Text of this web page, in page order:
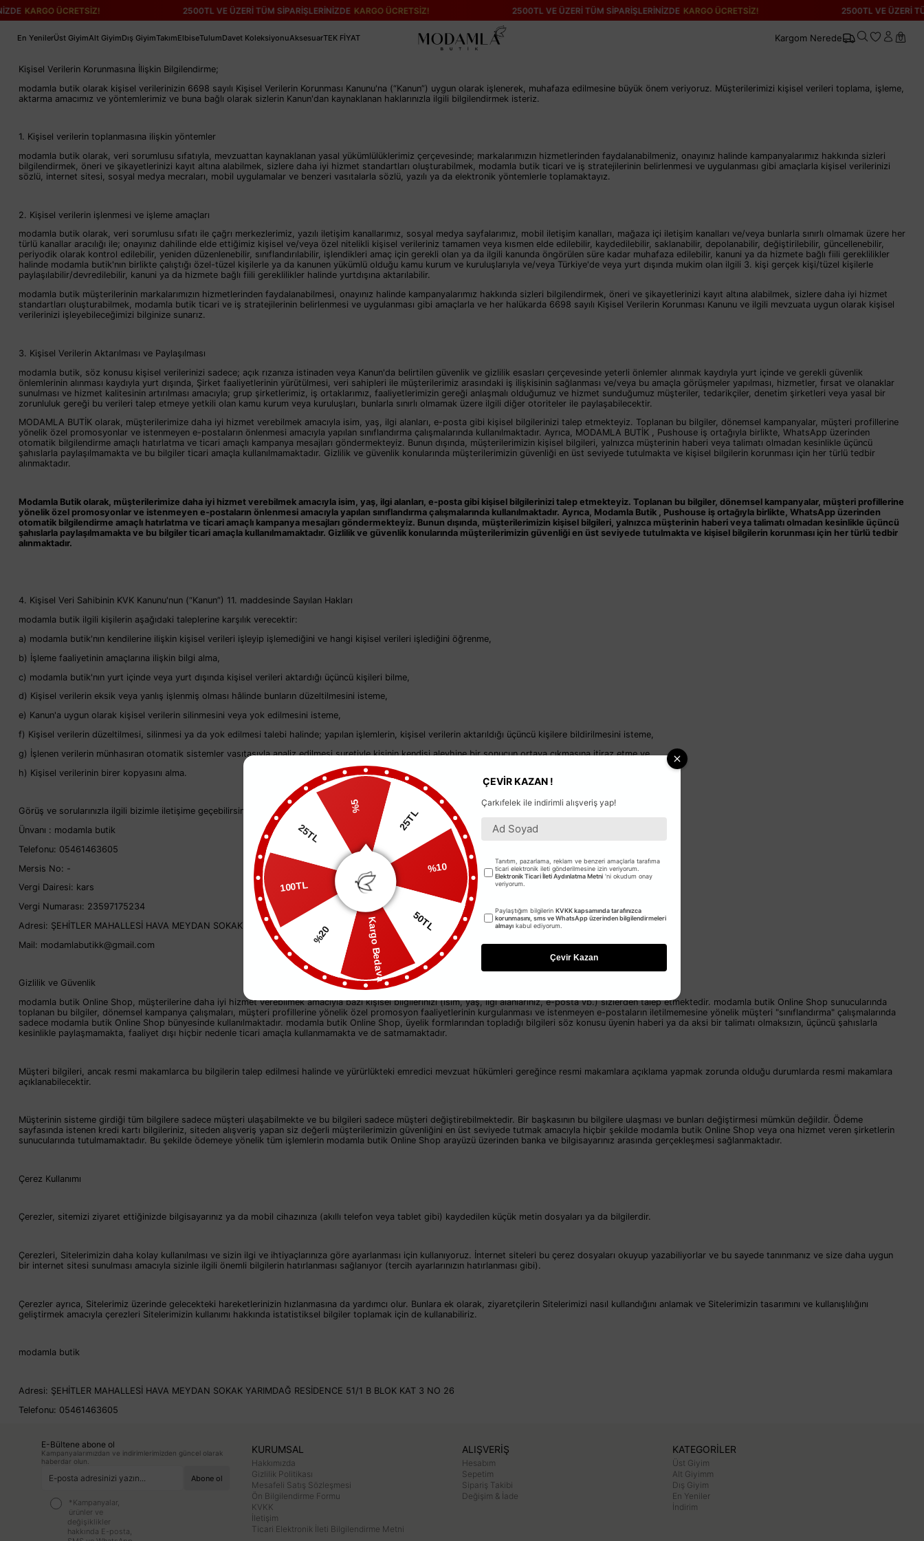
KARGO ÜCRETSİZ! 2500TL VE ÜZERİ TÜM SİPARİŞLERİNİZDE KARGO ÜCRETSİZ! 2500TL VE ÜZERİ TÜM SİPARİŞLERİNİZDE KARGO ÜCRETSİZ! 2500TL VE ÜZERİ TÜM
En YenilerÜst GiyimAlt GiyimDış GiyimTakımElbiseTulumDavet KoleksiyonuAksesuarTEK FİYAT Kargom Nerede 0
Kişisel Verilerin Korunmasına İlişkin Bilgilendirme;
modamla butik olarak kişisel verilerinizin 6698 sayılı Kişisel Verilerin Korunması Kanunu'na (“Kanun”) uygun olarak işlenerek, muhafaza edilmesine büyük önem veriyoruz. Müşterilerimizi kişisel verileri toplama, işleme,
aktarma amacımız ve yöntemlerimiz ve buna bağlı olarak sizlerin Kanun'dan kaynaklanan haklarınızla ilgili bilgilendirmek isteriz.
1. Kişisel verilerin toplanmasına ilişkin yöntemler
modamla butik olarak, veri sorumlusu sıfatıyla, mevzuattan kaynaklanan yasal yükümlülüklerimiz çerçevesinde; markalarımızın hizmetlerinden faydalanabilmeniz, onayınız halinde kampanyalarımız hakkında sizleri
bilgilendirmek, öneri ve şikayetlerinizi kayıt altına alabilmek, sizlere daha iyi hizmet standartları oluşturabilmek, modamla butik ticari ve iş stratejilerinin belirlenmesi ve uygulanması gibi amaçlarla kişisel verilerinizi
sözlü, internet sitesi, sosyal medya mecraları, mobil uygulamalar ve benzeri vasıtalarla sözlü, yazılı ya da elektronik yöntemlerle toplamaktayız.
2. Kişisel verilerin işlenmesi ve işleme amaçları
modamla butik olarak, veri sorumlusu sıfatı ile çağrı merkezlerimiz, yazılı iletişim kanallarımız, sosyal medya sayfalarımız, mobil iletişim kanalları, mağaza içi iletişim kanalları ve/veya bunlarla sınırlı olmamak üzere her
türlü kanallar aracılığı ile; onayınız dahilinde elde ettiğimiz kişisel ve/veya özel nitelikli kişisel verileriniz tamamen veya kısmen elde edilebilir, kaydedilebilir, saklanabilir, depolanabilir, değiştirilebilir, güncellenebilir,
periyodik olarak kontrol edilebilir, yeniden düzenlenebilir, sınıflandırılabilir, işlendikleri amaç için gerekli olan ya da ilgili kanunda öngörülen süre kadar muhafaza edilebilir, kanuni ya da hizmete bağlı fiili gereklilikler
halinde modamla butik'nın birlikte çalıştığı özel-tüzel kişilerle ya da kanunen yükümlü olduğu kamu kurum ve kuruluşlarıyla ve/veya Türkiye'de veya yurt dışında mukim olan ilgili 3. kişi gerçek kişi/tüzel kişilerle
paylaşılabilir/devredilebilir, kanuni ya da hizmete bağlı fiili gereklilikler halinde yurtdışına aktarılabilir.
modamla butik müşterilerinin markalarımızın hizmetlerinden faydalanabilmesi, onayınız halinde kampanyalarımız hakkında sizleri bilgilendirmek, öneri ve şikayetlerinizi kayıt altına alabilmek, sizlere daha iyi hizmet
standartları oluşturabilmek, modamla butik ticari ve iş stratejilerinin belirlenmesi ve uygulanması gibi amaçlarla ve her halükarda 6698 sayılı Kişisel Verilerin Korunması Kanunu ve ilgili mevzuata uygun olarak kişisel
verilerinizi işleyebileceğimizi bilginize sunarız.
3. Kişisel Verilerin Aktarılması ve Paylaşılması
modamla butik, söz konusu kişisel verilerinizi sadece; açık rızanıza istinaden veya Kanun'da belirtilen güvenlik ve gizlilik esasları çerçevesinde yeterli önlemler alınmak kaydıyla yurt içinde ve gerekli güvenlik
önlemlerinin alınması kaydıyla yurt dışında, Şirket faaliyetlerinin yürütülmesi, veri sahipleri ile müşterilerimiz arasındaki iş ilişkisinin sağlanması ve/veya bu amaçla görüşmeler yapılması, hizmetler, fırsat ve olanaklar
sunulması ve hizmet kalitesinin artırılması amacıyla; grup şirketlerimiz, iş ortaklarımız, faaliyetlerimizin gereği anlaşmalı olduğumuz ve hizmet sunduğumuz müşteriler, tedarikçiler, denetim şirketleri veya yasal bir
zorunluluk gereği bu verileri talep etmeye yetkili olan kamu kurum veya kuruluşları, bunlarla sınırlı olmamak üzere ilgili diğer otoriteler ile paylaşabilecektir.
MODAMLA BUTİK olarak, müşterilerimize daha iyi hizmet verebilmek amacıyla isim, yaş, ilgi alanları, e-posta gibi kişisel bilgilerinizi talep etmekteyiz. Toplanan bu bilgiler, dönemsel kampanyalar, müşteri profillerine
yönelik özel promosyonlar ve istenmeyen e-postaların önlenmesi amacıyla yapılan sınıflandırma çalışmalarında kullanılmaktadır. Ayrıca, MODAMLA BUTİK , Pushouse iş ortağıyla birlikte, WhatsApp üzerinden
otomatik bilgilendirme amaçlı hatırlatma ve ticari amaçlı kampanya mesajları göndermekteyiz. Bunun dışında, müşterilerimizin kişisel bilgileri, yalnızca müşterinin haberi veya talimatı olmadan kesinlikle üçüncü
şahıslarla paylaşılmamakta ve bu bilgiler ticari amaçla kullanılmamaktadır. Gizlilik ve güvenlik konularında müşterilerimizin güvenliği en üst seviyede tutulmakta ve kişisel bilgilerin korunması için her türlü tedbir
alınmaktadır.
Modamla Butik olarak, müşterilerimize daha iyi hizmet verebilmek amacıyla isim, yaş, ilgi alanları, e-posta gibi kişisel bilgilerinizi talep etmekteyiz. Toplanan bu bilgiler, dönemsel kampanyalar, müşteri profillerine
yönelik özel promosyonlar ve istenmeyen e-postaların önlenmesi amacıyla yapılan sınıflandırma çalışmalarında kullanılmaktadır. Ayrıca, Modamla Butik
, Pushouse iş ortağıyla birlikte, WhatsApp üzerinden
otomatik bilgilendirme amaçlı hatırlatma ve ticari amaçlı kampanya mesajları göndermekteyiz. Bunun dışında, müşterilerimizin kişisel bilgileri, yalnızca müşterinin haberi veya talimatı olmadan kesinlikle üçüncü
şahıslarla paylaşılmamakta ve bu bilgiler ticari amaçla kullanılmamaktadır. Gizlilik ve güvenlik konularında müşterilerimizin güvenliği en üst seviyede tutulmakta ve kişisel bilgilerin korunması için her türlü tedbir
alınmaktadır.
4. Kişisel Veri Sahibinin KVK Kanunu'nun (“Kanun”) 11. maddesinde Sayılan Hakları
modamla butik ilgili kişilerin aşağıdaki taleplerine karşılık verecektir:
a) modamla butik'nın kendilerine ilişkin kişisel verileri işleyip işlemediğini ve hangi kişisel verileri işlediğini öğrenme,
b) İşleme faaliyetinin amaçlarına ilişkin bilgi alma,
c) modamla butik'nın yurt içinde veya yurt dışında kişisel verileri aktardığı üçüncü kişileri bilme,
d) Kişisel verilerin eksik veya yanlış işlenmiş olması hâlinde bunların düzeltilmesini isteme,
e) Kanun'a uygun olarak kişisel verilerin silinmesini veya yok edilmesini isteme,
f) Kişisel verilerin düzeltilmesi, silinmesi ya da yok edilmesi talebi halinde; yapılan işlemlerin, kişisel verilerin aktarıldığı üçüncü kişilere bildirilmesini isteme,
g) İşlenen verilerin münhasıran otomatik sistemler vasıtasıyla analiz edilmesi suretiyle kişinin kendisi aleyhine bir sonucun ortaya çıkmasına itiraz etme ve
h) Kişisel verilerinin birer kopyasını alma.
Görüş ve sorularınızla ilgili bizimle iletişime geçebilirsiniz.
Ünvanı : modamla butik
Telefonu: 05461463605
Mersis No: -
Vergi Dairesi: kars
Vergi Numarası: 23597175234
Adresi: ŞEHİTLER MAHALLESİ HAVA MEYDAN SOKAK YARIMDAĞ RESİDENCE 51/1 B BLOK KAT 3 NO 26
Mail: modamlabutikk@gmail.com
Gizlilik ve Güvenlik
modamla butik Online Shop, müşterilerine daha iyi hizmet verebilmek amacıyla bazı kişisel bilgilerinizi (isim, yaş, ilgi alanlarınız, e-posta vb.) sizlerden talep etmektedir. modamla butik Online Shop sunucularında
toplanan bu bilgiler, dönemsel kampanya çalışmaları, müşteri profillerine yönelik özel promosyon faaliyetlerinin kurgulanması ve istenmeyen e-postaların iletilmemesine yönelik müşteri "sınıflandırma" çalışmalarında
sadece modamla butik Online Shop bünyesinde kullanılmaktadır. modamla butik Online Shop, üyelik formlarından topladığı bilgileri söz konusu üyenin haberi ya da aksi bir talimatı olmaksızın, üçüncü şahıslarla
kesinlikle paylaşmamakta, faaliyet dışı hiçbir nedenle ticari amaçla kullanmamakta ve de satmamaktadır.
Müşteri bilgileri, ancak resmi makamlarca bu bilgilerin talep edilmesi halinde ve yürürlükteki emredici mevzuat hükümleri gereğince resmi makamlara açıklama yapmak zorunda olduğu durumlarda resmi makamlara
açıklanabilecektir.
Müşterinin sisteme girdiği tüm bilgilere sadece müşteri ulaşabilmekte ve bu bilgileri sadece müşteri değiştirebilmektedir. Bir başkasının bu bilgilere ulaşması ve bunları değiştirmesi mümkün değildir. Ödeme
sayfasında istenen kredi kartı bilgileriniz, siteden alışveriş yapan siz değerli müşterilerimizin güvenliğini en üst seviyede tutmak amacıyla hiçbir şekilde modamla butik Online Shop veya ona hizmet veren şirketlerin
sunucularında tutulmamaktadır. Bu şekilde ödemeye yönelik tüm işlemlerin modamla butik Online Shop arayüzü üzerinden banka ve bilgisayarınız arasında gerçekleşmesi sağlanmaktadır.
Çerez Kullanımı
Çerezler, sitemizi ziyaret ettiğinizde bilgisayarınız ya da mobil cihazınıza (akıllı telefon veya tablet gibi) kaydedilen küçük metin dosyaları ya da bilgilerdir.
Çerezleri, Sitelerimizin daha kolay kullanılması ve sizin ilgi ve ihtiyaçlarınıza göre ayarlanması için kullanıyoruz. İnternet siteleri bu çerez dosyaları okuyup yazabiliyorlar ve bu sayede tanınmanız ve size daha uygun
bir internet sitesi sunulması amacıyla sizinle ilgili önemli bilgilerin hatırlanması sağlanıyor (tercih ayarlarınızın hatırlanması gibi).
Çerezler ayrıca, Sitelerimiz üzerinde gelecekteki hareketlerinizin hızlanmasına da yardımcı olur. Bunlara ek olarak, ziyaretçilerin Sitelerimizi nasıl kullandığını anlamak ve Sitelerimizin tasarımını ve kullanışlılığını
geliştirmek amacıyla çerezleri Sitelerimizin kullanımı hakkında istatistiksel bilgiler toplamak için de kullanabiliriz.
modamla butik
Adresi: ŞEHİTLER MAHALLESİ HAVA MEYDAN SOKAK YARIMDAĞ RESİDENCE 51/1 B BLOK KAT 3 NO 26
Telefonu: 05461463605
E-Bültene abone ol
Kampanyalarımızdan ve indirimlerimizden güncel olarak
haberdar olun.
*Kampanyalar,
ürünler ve
değişiklikler
hakkında E-posta,
KURUMSAL
Hakkımızda
Gizlilik Politikası
Mesafeli Satış Sözleşmesi
Ön Bilgilendirme Formu
KVKK
İletişim
Ticari Elektronik İleti Bilgilendirme Metni
ALIŞVERİŞ
Hesabım
Sepetim
Sipariş Takibi
Değişim & İade
KATEGORİLER
Üst Giyim
Alt Giyimm
Dış Giyim
En Yeniler
İndirim
%5
25TL
%10
50TL
Kargo Bedava
%20
100TL
25TL
ÇEVİR KAZAN !
Çarkıfelek ile indirimli alışveriş yap!
Tanıtım, pazarlama, reklam ve benzeri amaçlarla tarafıma
ticari elektronik ileti gönderilmesine izin veriyorum.
Elektronik Ticari İleti Aydınlatma Metni 'ni okudum onay
veriyorum.
Paylaştığım bilgilerin KVKK kapsamında tarafınızca
korunmasını, sms ve WhatsApp üzerinden bilgilendirmeleri
almayı kabul ediyorum.
Çevir Kazan